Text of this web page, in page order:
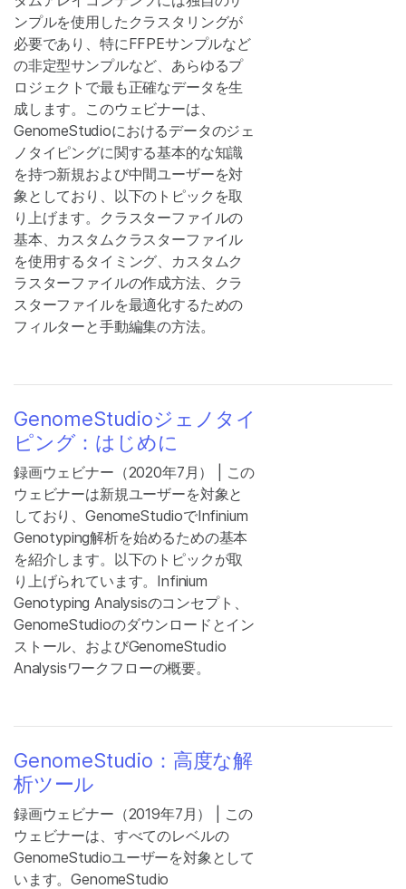
ンプルを使用したクラスタリングが
必要であり、特にFFPEサンプルなど
の非定型サンプルなど、あらゆるプ
ロジェクトで最も正確なデータを生
成します。このウェビナーは、
GenomeStudioにおけるデータのジェ
ノタイピングに関する基本的な知識
を持つ新規および中間ユーザーを対
象としており、以下のトピックを取
り上げます。クラスターファイルの
基本、カスタムクラスターファイル
を使用するタイミング、カスタムク
ラスターファイルの作成方法、クラ
スターファイルを最適化するための
フィルターと手動編集の方法。
GenomeStudioジェノタイ
ピング：はじめに
録画ウェビナー（2020年7月） | この
ウェビナーは新規ユーザーを対象と
しており、GenomeStudioでInfinium
Genotyping解析を始めるための基本
を紹介します。以下のトピックが取
り上げられています。Infinium
Genotyping Analysisのコンセプト、
GenomeStudioのダウンロードとイン
ストール、およびGenomeStudio
Analysisワークフローの概要。
GenomeStudio：高度な解
析ツール
録画ウェビナー（2019年7月） | この
ウェビナーは、すべてのレベルの
GenomeStudioユーザーを対象として
います。GenomeStudio